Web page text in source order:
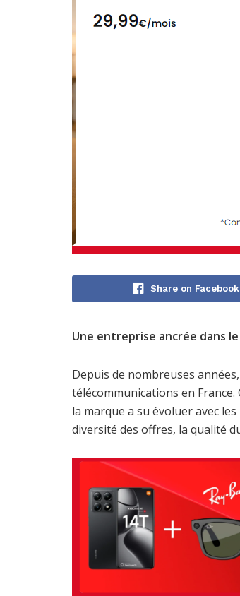
Share on Facebook
Une entreprise ancrée dans
Depuis de nombreuses années,
télécommunications en
la marque a su évoluer avec
diversité des offres, la qualité